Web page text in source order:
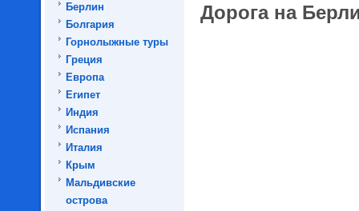
Берлин
Болгария
Горнолыжные туры
Греция
Европа
Египет
Индия
Испания
Италия
Крым
Мальдивские
острова
Дорога на